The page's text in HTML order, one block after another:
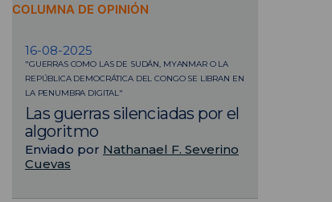
COLUMNA DE OPINIÓN
16-08-2025
"GUERRAS COMO LAS DE SUDÁN, MYANMAR O LA
REPÚBLICA DEMOCRÁTICA DEL CONGO SE LIBRAN EN
LA PENUMBRA DIGITAL"
Las guerras silenciadas por el
algoritmo
Enviado por Nathanael F. Severino
Cuevas